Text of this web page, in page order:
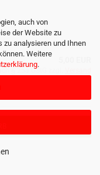
auch von
der Website zu
zu analysieren und Ihnen
Weitere
.
§ 25a UStG zzgl.